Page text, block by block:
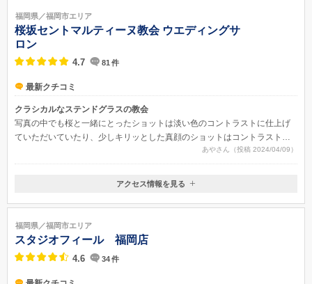
092-554-2233
福岡県／福岡市エリア
桜坂セントマルティーヌ教会 ウエディングサ
ロン
4.7 81 件
最新クチコミ
クラシカルなステンドグラスの教会
写真の中でも桜と一緒にとったショットは淡い色のコントラストに仕上げ
ていただいていたり、少しキリッとした真顔のショットはコントラストを
濃いめに仕上げていただいておりました。場合によって濃淡を調整してい
ただいたり、モノクロに仕上げていただいていた部分がとてもお気に入り
あやさん（投稿 2024/04/09）
福岡県福岡市中央区桜坂
地下鉄七隈線 桜坂駅より 徒歩1分
アクセス情報を見る
福岡県／福岡市エリア
スタジオフィール 福岡店
4.6 34件